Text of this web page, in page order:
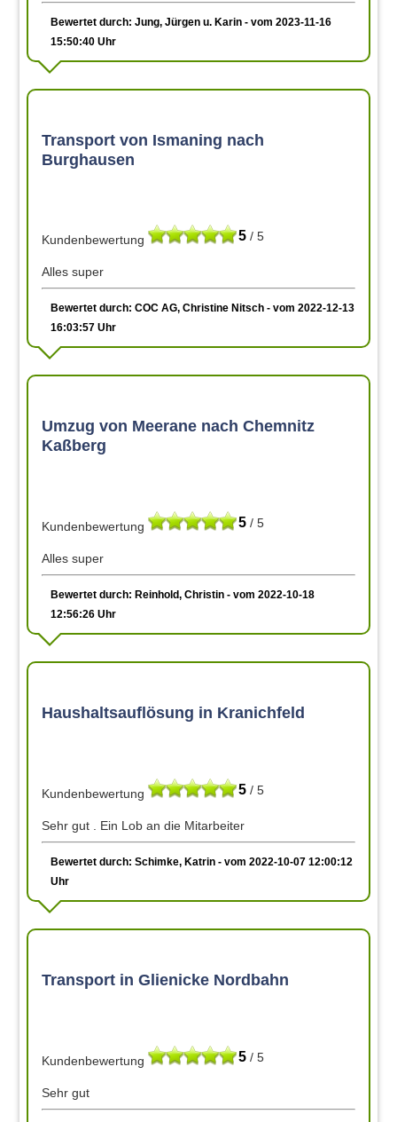
Bewertet durch: Jung, Jürgen u. Karin - vom 2023-11-16
15:50:40 Uhr
Transport von Ismaning nach
Burghausen
5 / 5
Kundenbewertung
Alles super
Bewertet durch: COC AG, Christine Nitsch - vom 2022-12-13
16:03:57 Uhr
Umzug von Meerane nach Chemnitz
Kaßberg
5 / 5
Kundenbewertung
Alles super
Bewertet durch: Reinhold, Christin - vom 2022-10-18
12:56:26 Uhr
Haushaltsauflösung in Kranichfeld
5 / 5
Kundenbewertung
Sehr gut . Ein Lob an die Mitarbeiter
Bewertet durch: Schimke, Katrin - vom 2022-10-07 12:00:12
Uhr
Transport in Glienicke Nordbahn
5 / 5
Kundenbewertung
Sehr gut